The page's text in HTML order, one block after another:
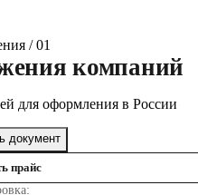
/ 01
компаний
для оформления в России
документ
прайс